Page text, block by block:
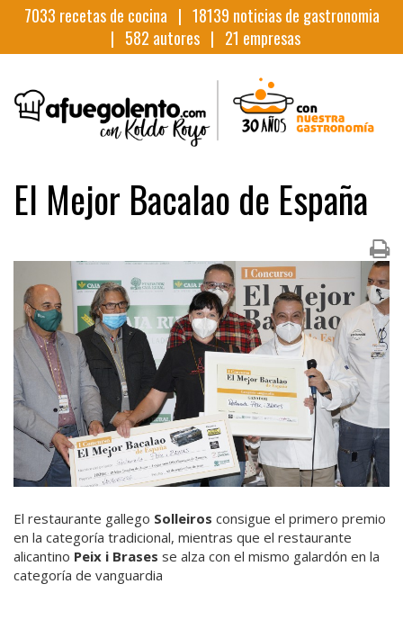
7033 recetas de cocina | 18139 noticias de gastronomia
| 582 autores | 21 empresas
El Mejor Bacalao de España
El restaurante gallego Solleiros consigue el primero premio
en la categoría tradicional, mientras que el restaurante
alicantino Peix i Brases se alza con el mismo galardón en la
categoría de vanguardia